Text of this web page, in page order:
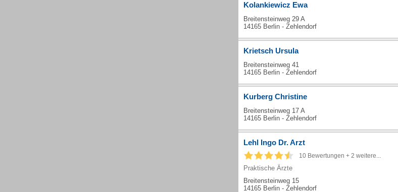
Kolankiewicz Ewa
Breitensteinweg 29 A
14165 Berlin - Zehlendorf
Krietsch Ursula
Breitensteinweg 41
14165 Berlin - Zehlendorf
Kurberg Christine
Breitensteinweg 17 A
14165 Berlin - Zehlendorf
Lehl Ingo Dr. Arzt
10 Bewertungen + 2 weitere...
Praktische Ärzte
Breitensteinweg 15
14165 Berlin - Zehlendorf